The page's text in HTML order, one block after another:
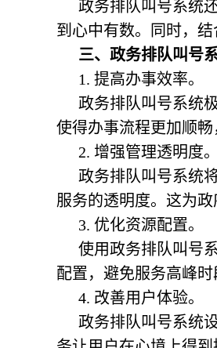
政务排队叫号系统
到心中有数。同时，
三、 政务排队叫号
1. 提高办事效率。
政务排队叫号系统
使得办事流程更加顺畅
2. 增强管理透明度。
政务排队叫号系统
服务的透明度。这为
3. 优化资源配置。
使用政务排队叫号
配置，避免服务高峰
4. 改善用户体验。
政务排队叫号系统